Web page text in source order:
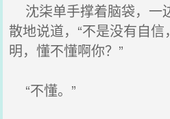
沈柒单手撑着脑袋，一
散地说道，“不是没有自
明，懂不懂啊你？”
“不懂。”